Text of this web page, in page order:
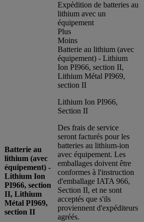
Batterie au
lithium (avec
équipement) -
Lithium Ion
PI966, section
II, Lithium
Métal PI969,
section II
Expédition de batteries au
lithium avec un
équipement
Plus
Moins
Batterie au lithium (avec
équipement) - Lithium
Ion PI966, section II,
Lithium Métal PI969,
section II
Lithium Ion PI966,
Section II
Des frais de service
seront facturés pour les
batteries au lithium-ion
avec équipement. Les
emballages doivent être
conformes à l'instruction
d'emballage IATA 966,
Section II, et ne sont
acceptés que s'ils
proviennent d'expéditeurs
agréés.